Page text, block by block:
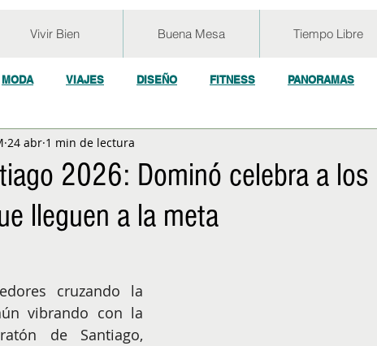
Vivir Bien Buena Mesa Tiempo Libre
MODA VIAJES DISEÑO FITNESS PANORAMAS
TECNOLOGÍA
BUENA MESA NIÑOS EMPRENDER
2026: Dominó celebra a los
lleguen a la meta
24 abr 1 min de lectura
cruzando la
vibrando con la
de Santiago,